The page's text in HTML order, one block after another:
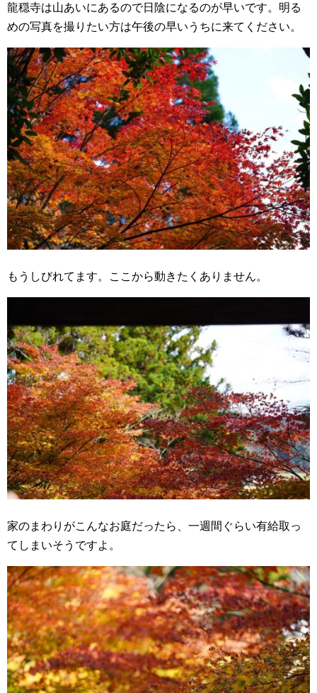
龍穏寺は山あいにあるので日陰になるのが早いです。明る
めの写真を撮りたい方は午後の早いうちに来てください。
もうしびれてます。ここから動きたくありません。
家のまわりがこんなお庭だったら、一週間ぐらい有給取っ
てしまいそうですよ。